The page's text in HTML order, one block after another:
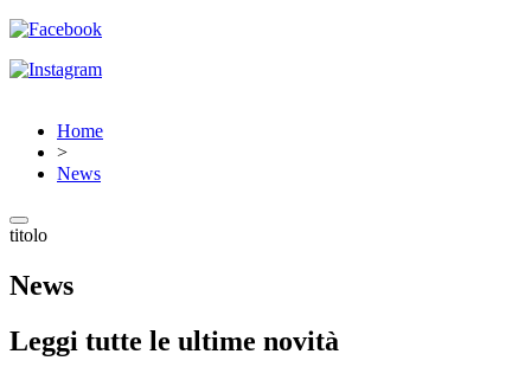
Home
>
News
titolo
News
Leggi tutte le ultime novità